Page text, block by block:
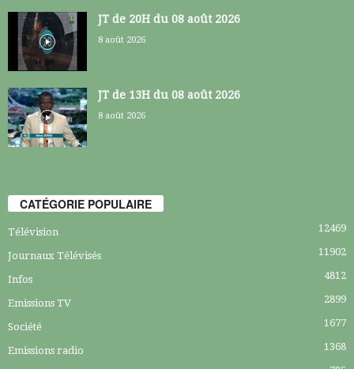
JT de 20H du 08 août 2026
8 août 2026
JT de 13H du 08 août 2026
8 août 2026
CATÉGORIE POPULAIRE
Télévision 12469
Journaux Télévisés 11902
Infos 4812
Emissions TV 2899
Société 1677
Emissions radio 1368